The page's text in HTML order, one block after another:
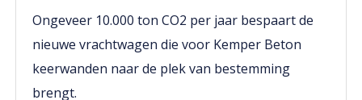
Ongeveer 10.000 ton CO2 per jaar bespaart de
nieuwe vrachtwagen die voor Kemper Beton
keerwanden naar de plek van bestemming
brengt.